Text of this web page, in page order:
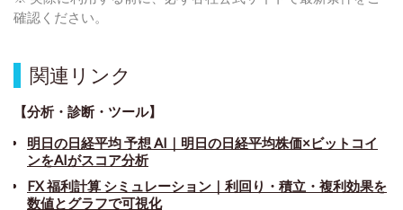
確認ください。
関連リンク
【分析・診断・ツール】
明日の日経平均 予想 AI｜明日の日経平均株価×ビットコイ
ンをAIがスコア分析
FX 福利計算 シミュレーション｜利回り・積立・複利効果を
数値とグラフで可視化